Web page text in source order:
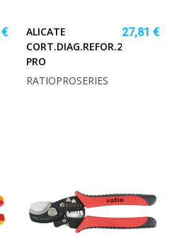
ALICATE
PRO
27,81 €
RATIOPROSERIES